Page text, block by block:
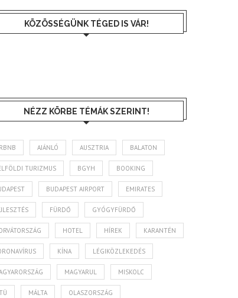
KÖZÖSSÉGÜNK TÉGED IS VÁR!
NÉZZ KÖRBE TÉMÁK SZERINT!
AJÁNLÓ AUSZTRIA BALATON
TURIZMUS BGYH BOOKING
BUDAPEST AIRPORT EMIRATES
FÜRDŐ GYÓGYFÜRDŐ
HOTEL HÍREK KARANTÉN
KÍNA LÉGIKÖZLEKEDÉS
MAGYARUL MISKOLC
MÁLTA OLASZORSZÁG